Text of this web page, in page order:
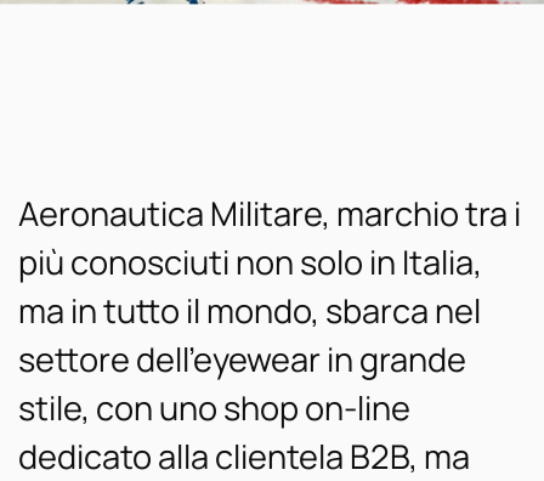
Aeronautica Militare, marchio tra i
più conosciuti non solo in Italia,
ma in tutto il mondo, sbarca nel
settore dell’eyewear in grande
stile, con uno shop on-line
dedicato alla clientela B2B, ma